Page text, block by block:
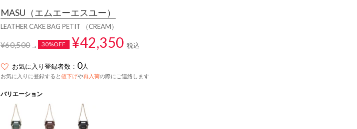
MASU （エムエーエスユー）
LEATHER CAKE BAG PETIT （CREAM）
¥60,500→ 30%OFF ¥42,350 税込
お気に入り登録者数： 0人
お気に入りに登録すると値下げや再入荷の際にご連絡します
バリエーション